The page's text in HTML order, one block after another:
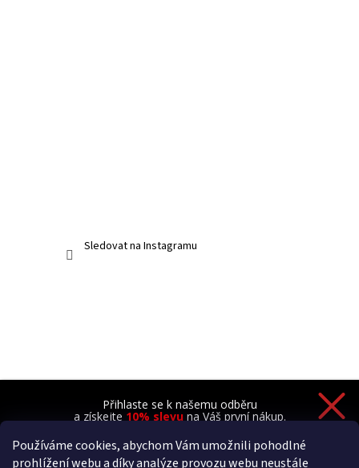
Používáme cookies, abychom Vám umožnili pohodlné
prohlížení webu a díky analýze provozu webu neustále
Sledovat na Instagramu
Přihlaste se k našemu odběru
a získejte 10% slevu na Váš první nákup.